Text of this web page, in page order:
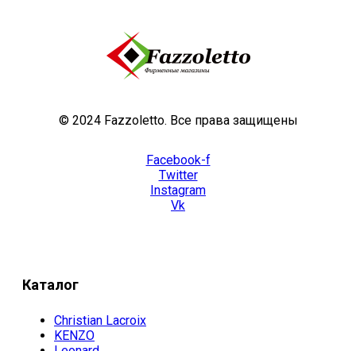
© 2024 Fazzoletto. Все права защищены
Facebook-f
Twitter
Instagram
Vk
Каталог
Christian Lacroix
KENZO